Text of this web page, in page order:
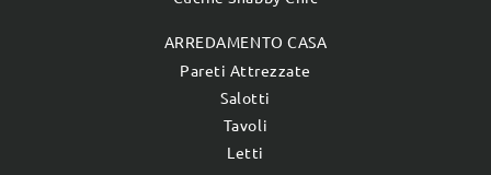
ARREDAMENTO CASA
Pareti Attrezzate
Salotti
Tavoli
Letti